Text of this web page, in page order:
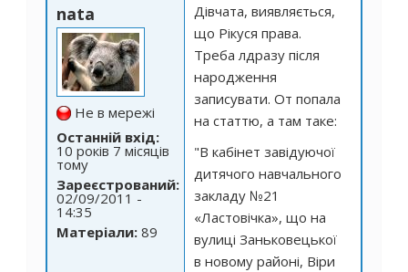
nata
Не в мережі
Останній вхід:
10 років 7 місяців
тому
Зареєстрований:
02/09/2011 -
14:35
Матеріали: 89
Дівчата, виявляється,
що Рікуся права.
Треба лдразу після
народження
записувати. От попала
на статтю, а там таке:
"В кабінет завідуючої
дитячого навчального
закладу №21
«Ластовічка», що на
вулиці Заньковецької
в новому районі, Віри